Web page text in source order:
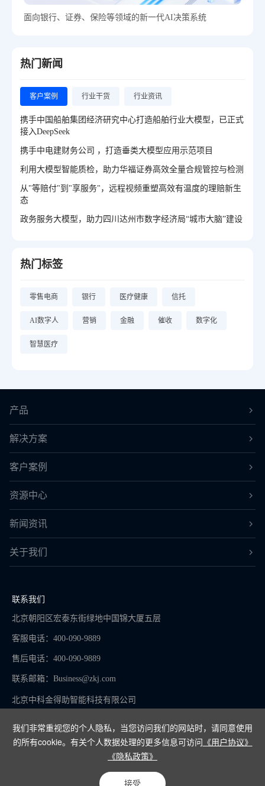
我们非常重视您的个人隐私，当您访问我们的网站时，请同意使用
的所有cookie。有关个人数据处理的更多信息可访问 《用户协议》
《隐私政策》
接受
面向银行、证券、保险等领域的新一代AI决策系统
热门新闻
客户案例 行业干货 行业资讯
携手中国船舶集团经济研究中心打造船舶行业大模型，已正式
接入DeepSeek
携手中电建财务公司 ，打造垂类大模型应用示范项目
利用大模型智能质检，助力华福证券高效全量合规管控与检测
从"等赔付"到"享服务"，远程视频重塑高效有温度的理赔新生
态
政务服务大模型，助力四川达州市数字经济局“城市大脑”建设
热门标签
零售电商 银行 医疗健康 信托
AI数字人 营销 金融 催收 数字化
智慧医疗
产品
解决方案
客户案例
资源中心
新闻资讯
关于我们
联系我们
北京朝阳区宏泰东街绿地中国锦大厦五层
客服电话：400-090-9889
售后电话：400-090-9889
联系邮箱： Business@zkj.com
北京中科金得助智能科技有限公司
京ICP备16065273号-9
Copyright © 2024